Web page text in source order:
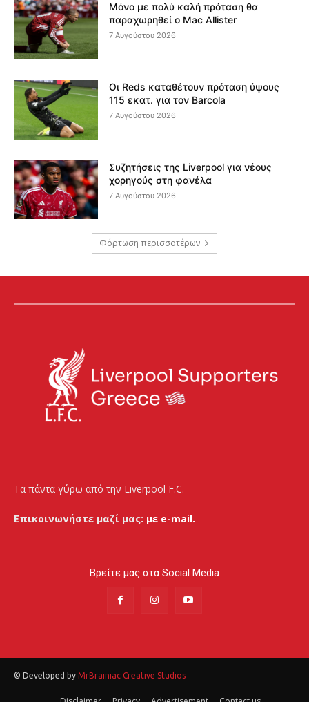
Μόνο με πολύ καλή πρόταση θα
παραχωρηθεί ο Mac Allister
7 Αυγούστου 2026
Οι Reds καταθέτουν πρόταση ύψους
115 εκατ. για τον Barcola
7 Αυγούστου 2026
Συζητήσεις της Liverpool για νέους
χορηγούς στη φανέλα
7 Αυγούστου 2026
Φόρτωση περισσοτέρων
Τα πάντα γύρω από την Liverpool F.C.
Επικοινωνήστε μαζί μας: με e-mail.
Βρείτε μας στα Social Media
© Developed by MrBrainiac Creative Studios